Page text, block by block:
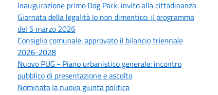
Inaugurazione primo Dog Park: invito alla cittadinanza
Giornata della legalità Io non dimentico: il programma
del 5 marzo 2026
Consiglio comunale: approvato il bilancio triennale
2026-2028
Nuovo PUG - Piano urbanistico generale: incontro
pubblico di presentazione e ascolto
Nominata la nuova giunta politica